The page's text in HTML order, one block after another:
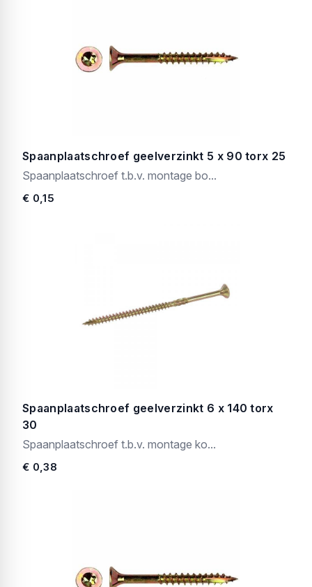
Spaanplaatschroef geelverzinkt 5 x 90 torx 25
Spaanplaatschroef t.b.v. montage bo...
€ 0,15
Spaanplaatschroef geelverzinkt 6 x 140 torx
30
Spaanplaatschroef t.b.v. montage ko...
€ 0,38